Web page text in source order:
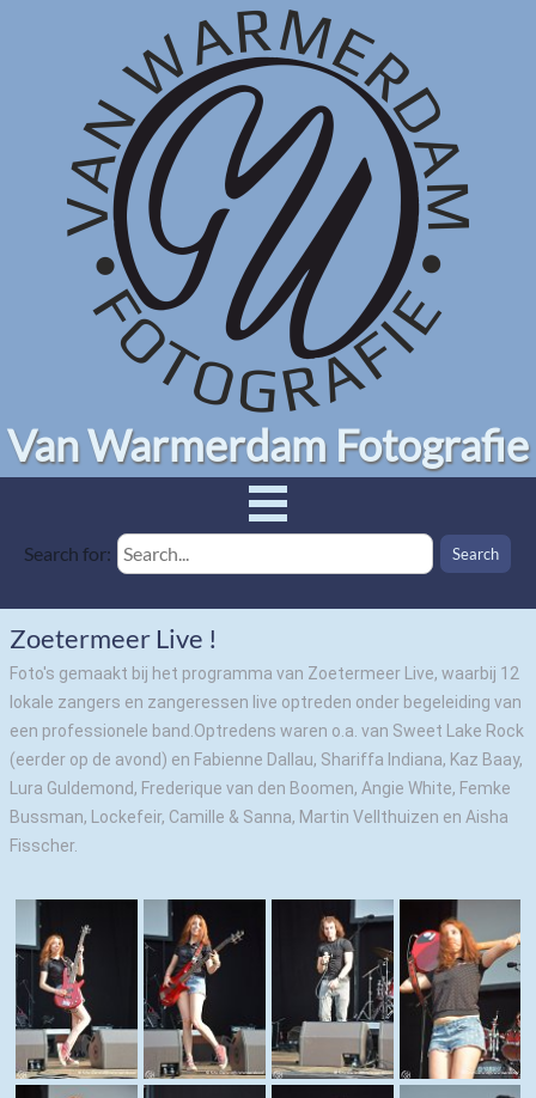
Zoetermeer Live !
Foto's gemaakt bij het programma van Zoetermeer Live, waarbij 12
lokale zangers en zangeressen live optreden onder begeleiding van
een professionele band.Optredens waren o.a. van Sweet Lake Rock
(eerder op de avond) en Fabienne Dallau, Shariffa Indiana, Kaz Baay,
Lura Guldemond, Frederique van den Boomen, Angie White, Femke
Bussman, Lockefeir, Camille & Sanna, Martin Vellthuizen en Aisha
Fisscher.
Van Warmerdam Fotografie
Search for: